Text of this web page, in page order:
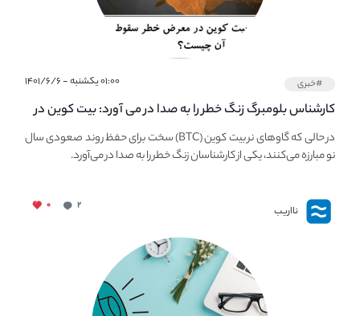
#خبری ۰۱:۰۰ یکشنبه - ۱۴۰۱/۶/۶
کارشناس بلومبرگ زنگ خطر را به صدا در می آورد: بیت کوین در
معرض خطر سقوط بزرگ است - دلیل آن چیست؟در حالی که گاوهای نر بیت کوین (BTC) سخت برای حفظ روند صعودی سال
نو مبارزه می‌کنند، یکی از کارشناسان زنگ خطر را به صدا در می‌آورد.
نااریب ۲ ۰